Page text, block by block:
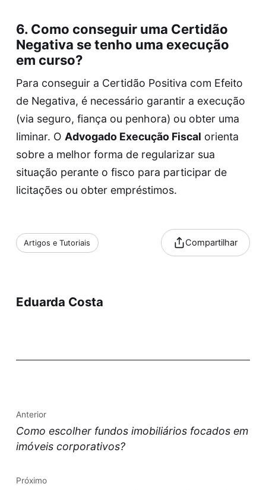
6. Como conseguir uma Certidão
Negativa se tenho uma execução
em curso?
Para conseguir a Certidão Positiva com Efeito
de Negativa, é necessário garantir a execução
(via seguro, fiança ou penhora) ou obter uma
liminar. O Advogado Execução Fiscal orienta
sobre a melhor forma de regularizar sua
situação perante o fisco para participar de
licitações ou obter empréstimos.
Artigos e Tutoriais Compartilhar
Eduarda Costa
Anterior
Como escolher fundos imobiliários focados em
imóveis corporativos?
Próximo